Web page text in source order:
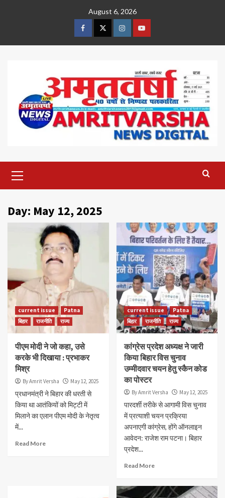
August 6, 2026
FacebookTwitterInstagramYoutube
Menu
Day: May 12, 2025
current issue
Patna
बिहार
राजनीति राज्य
पीएम मोदी ने जो कहा, उसे
करके भी दिखाया : प्रभाकर
मिश्र
By Amrit Versha May 12, 2025
प्रधानमंत्री ने बिहार की धरती से
किया था आतंकियों को मिट्टी में
मिलाने का एलान पीएम मोदी के नेतृत्व
में...
Read More
current issue
Patna
बिहार
राजनीति राज्य
कांग्रेस प्रदेश अध्यक्ष ने जारी
किया बिहार विस चुनाव
उम्मीदवार चयन हेतु स्कैन कोड
का पोस्टर
By Amrit Versha May 12, 2025
पारदर्शी तरीके से आगामी विस चुनाव
में प्रत्याशी चयन प्रक्रिया
अपनाएगी कांग्रेस, होंगे ऑनलाइन
आवेदन: राजेश राम पटना। बिहार
प्रदेश...
Read More